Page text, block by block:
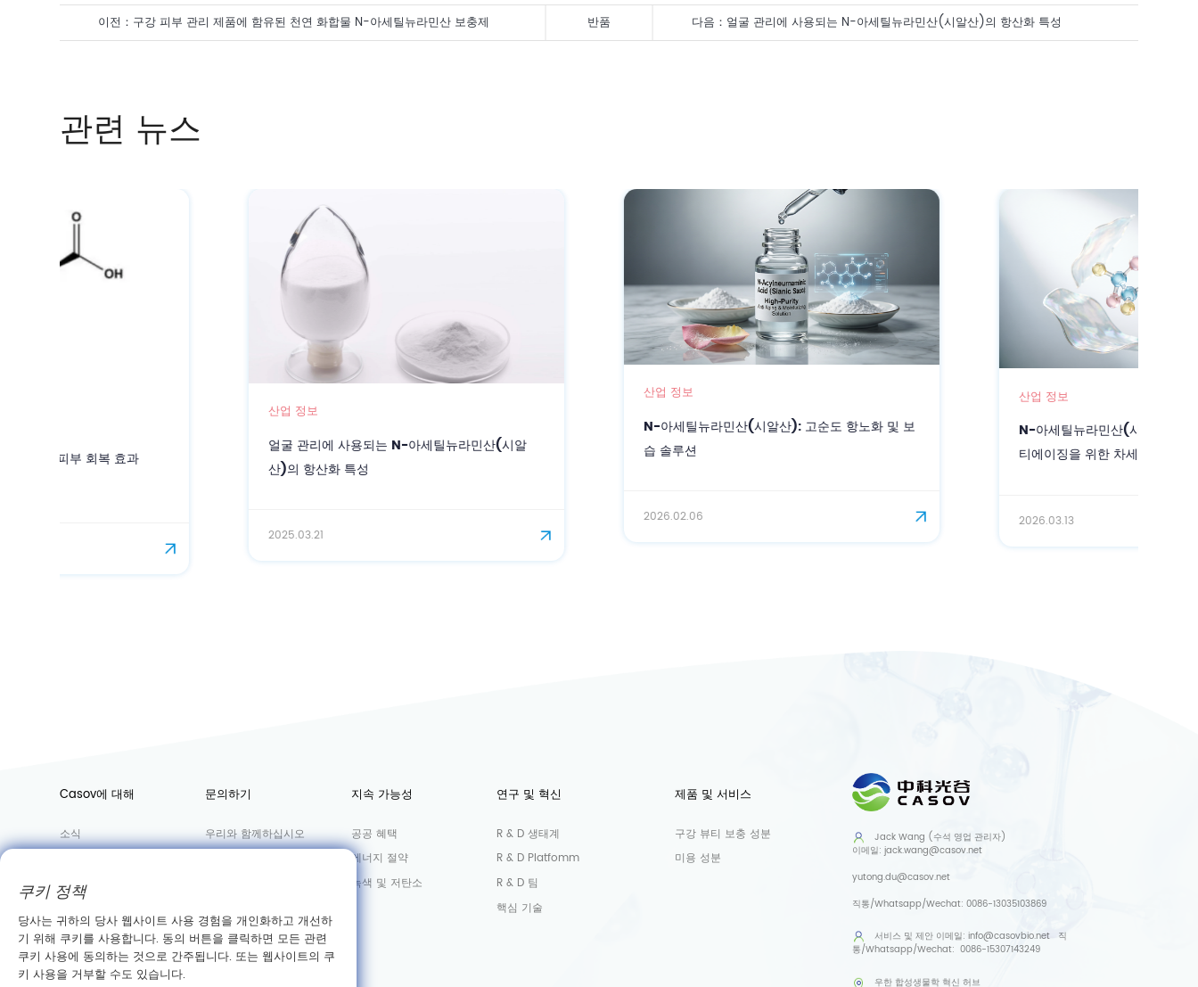
이전： 구강 피부 관리 제품에 함유된 천연 화합물 N-아세틸뉴라민산 보충제 다음： 얼굴 관리에 사용되는 N-아세틸뉴라민산(시알산)의 항산화 특성
반품
관련 뉴스
얼굴 관리에 사용되는 N-아세틸뉴라민산(시알
산)의 항산화 특성
N-아세틸뉴라민산(시알산): 고순도 항노화 및 보
습 솔루션
N-아세틸뉴라민산(시알산): 정밀 스킨케어 및 안
티에이징을 위한 차세대 바이오 활성 성분
Casov에 대해
소식
실혐실
문의하기
우리와 함께하십시오
지속 가능성
공공 혜택
에너지 절약
녹색 및 저탄소
연구 및 혁신
R & D 생태계
R & D Platfomm
R & D 팀
핵심 기술
제품 및 서비스
구강 뷰티 보충 성분
미용 성분
Jack Wang (수석 영업 관리자)
이메일:jack.wang@casov.net
yutong.du@casov.net
직통/Whatsapp/Wechat:0086-13035103869
서비스 및 제안 이메일:info@casovbio.net 직
통/Whatsapp/Wechat:0086-15307143249
우한 합성생물학 혁신 허브
쿠키 정책
당사는 귀하의 당사 웹사이트 사용 경험을 개인화하고 개선하
기 위해 쿠키를 사용합니다. 동의 버튼을 클릭하면 모든 관련
쿠키 사용에 동의하는 것으로 간주됩니다. 또는 웹사이트의 쿠
키 사용을 거부할 수도 있습니다.